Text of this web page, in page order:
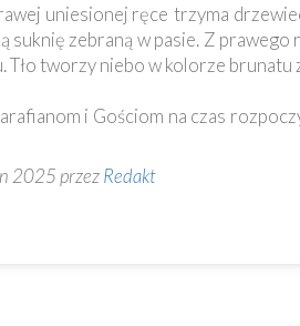
uniesionej ręce trzyma
suknię zebraną w pasie. Z
Tło tworzy niebo w kolorze
i Gościom na czas
2025 przezRedakt